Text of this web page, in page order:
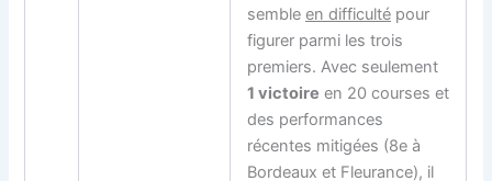
sembleen difficulté pour
figurer parmi les trois
premiers. Avec seulement
1 victoire en 20 courses et
des performances
récentes mitigées (8e à
Bordeaux et Fleurance), il